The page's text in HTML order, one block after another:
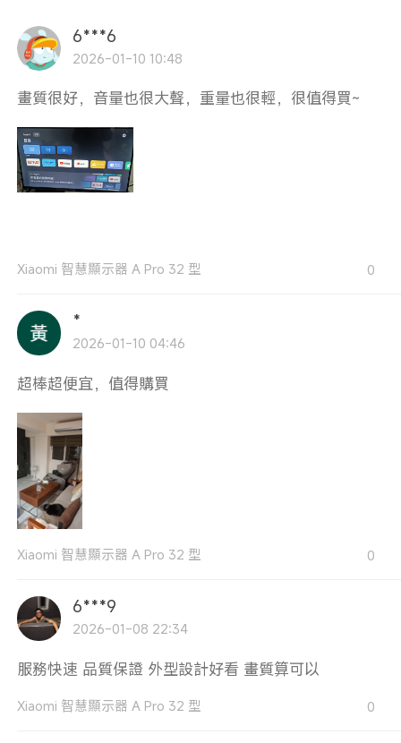
6***6
2026-01-10 10:48
畫質很好，音量也很大聲，重量也很輕，很值得買~
Xiaomi 智慧顯示器 A Pro 32 型 0
*
2026-01-10 04:46
超棒超便宜，值得購買
Xiaomi 智慧顯示器 A Pro 32 型 0
6***9
2026-01-08 22:34
服務快速 品質保證 外型設計好看 畫質算可以
Xiaomi 智慧顯示器 A Pro 32 型 0